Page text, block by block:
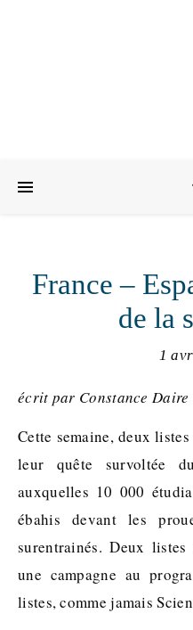
France –
de la
1
écrit par Constance
Cette semaine, deux
leur quête survoltée
auxquelles 10 000
ébahis devant les
surentrainés. Deux
une campagne au
listes, comme jamais